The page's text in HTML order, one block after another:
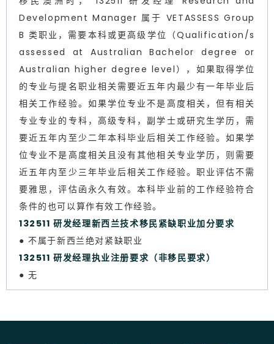
Development Manager 属于 VETASSESS Group
B 类职业，需要本科或更高级学位（Qualification/s
assessed at Australian Bachelor degree or
Australian higher degree level），如果取得学位
的专业与提名职业相关需要近五年内最少有一年毕业后
相关工作经验。如果学位专业不是高度相关，但有相关
专业专业的专科，高级专科，副学士或研究生学历，需
要近五年内至少二年本科毕业后相关工作经验。如果学
位专业不是高度相关且没有其他相关专业学历，则需要
近五年内至少三年毕业后相关工作经验。职业评估不需
要雅思，评估函永久有效。本科毕业前的工作经验符合
条件的也可以算作有效工作经验。
132511 研发经理新西兰技术移民紧缺职业加分要求
● 不属于新西兰绝对紧缺职业
132511 研发经理执业注册要求（非移民要求）
● 无